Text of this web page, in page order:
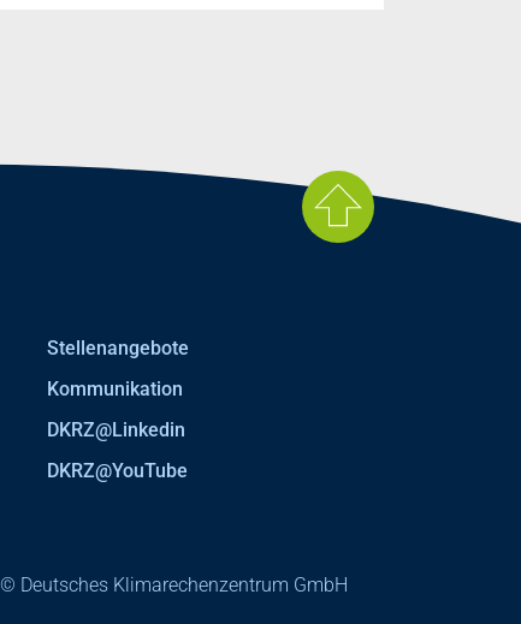
Stellenangebote
Kommunikation
DKRZ@Linkedin
DKRZ@YouTube
© Deutsches Klimarechenzentrum GmbH